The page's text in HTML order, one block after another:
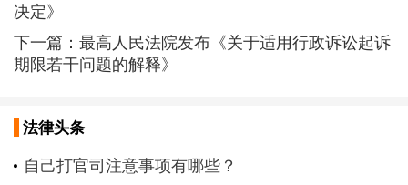
决定》
下一篇：最高人民法院发布《关于适用行政诉讼起诉
期限若干问题的解释》
法律头条
自己打官司注意事项有哪些？